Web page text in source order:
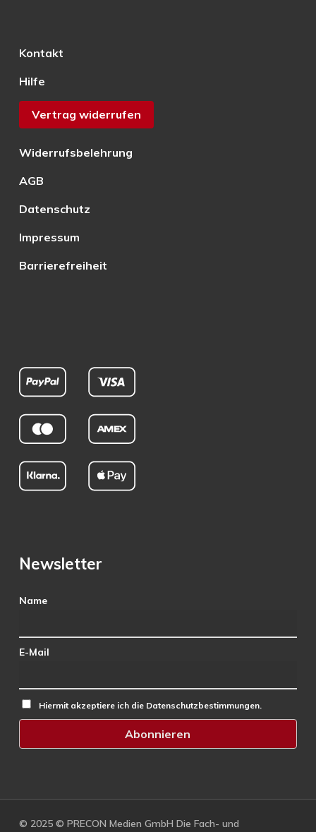
Kontakt
Hilfe
Vertrag widerrufen
Widerrufsbelehrung
AGB
Datenschutz
Impressum
Barrierefreiheit
Newsletter
Name
E-Mail
Hiermit akzeptiere ich die Datenschutzbestimmungen.
© 2025 © PRECON Medien GmbH Die Fach- und